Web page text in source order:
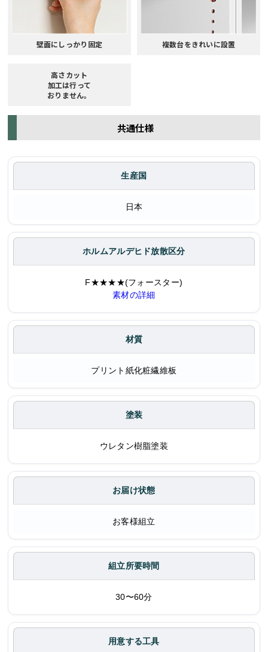
壁面にしっかり固定 複数台をきれいに設置
高さカット
加工は行って
おりません。
共通仕様
生産国
日本
ホルムアルデヒド放散区分
F★★★★(フォースター)
素材の詳細
材質
プリント紙化粧繊維板
塗装
ウレタン樹脂塗装
お届け状態
お客様組立
組立所要時間
30〜60分
用意する工具